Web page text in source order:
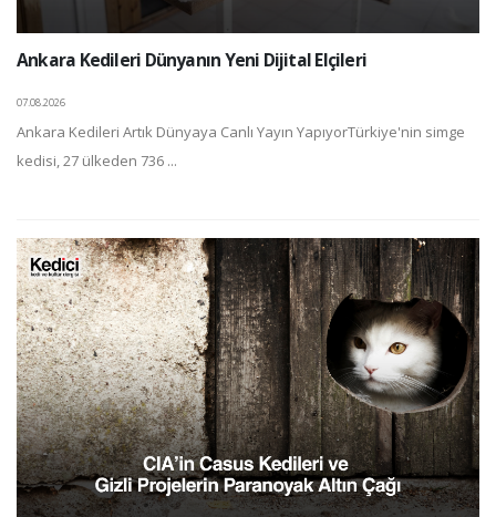
Ankara Kedileri Dünyanın Yeni Dijital Elçileri
07.08.2026
Ankara Kedileri Artık Dünyaya Canlı Yayın YapıyorTürkiye'nin simge
kedisi, 27 ülkeden 736 ...